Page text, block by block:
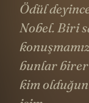
Ödül
Nobel. Biri
bunlar birer
kim